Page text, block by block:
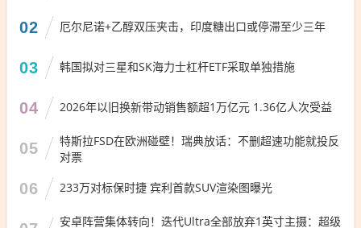
02 厄尔尼诺+乙醇双压夹击，印度糖出口或停滞至少三年
03 韩国拟对三星和SK海力士杠杆ETF采取单独措施
04 2026年以旧换新带动销售额超1万亿元 1.36亿人次受益
05
特斯拉FSD在欧洲碰壁！瑞典放话：不删超速功能就投反
对票
06 233万对标保时捷 宾利首款SUV渲染图曝光
安卓阵营集体转向！迭代Ultra全部放弃1英寸主摄：超级